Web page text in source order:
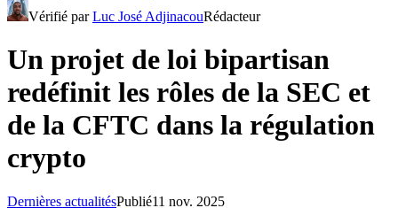
Vérifié parLuc José AdjinacouRédacteur
Un projet de loi bipartisan
redéfinit les rôles de la SEC et
de la CFTC dans la régulation
crypto
Dernières actualitésPublié11 nov. 2025